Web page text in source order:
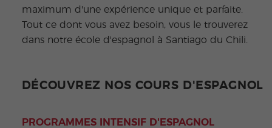
maximum d'une expérience unique et parfaite.
Tout ce dont vous avez besoin, vous le trouverez
dans notre école d'espagnol à Santiago du Chili.
DÉCOUVREZ NOS COURS D'ESPAGNOL
PROGRAMMES INTENSIF D'ESPAGNOL